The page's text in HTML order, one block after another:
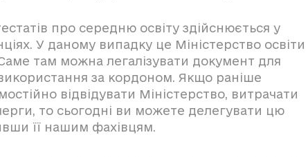
про середню освіту здійснюється у
У даному випадку це Міністерство освіти
там можна легалізувати документ для
за кордоном. Якщо раніше
відвідувати Міністерство, витрачати
то сьогодні ви можете делегувати цю
її нашим фахівцям.